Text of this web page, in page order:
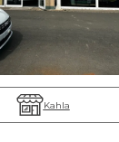
Kahla